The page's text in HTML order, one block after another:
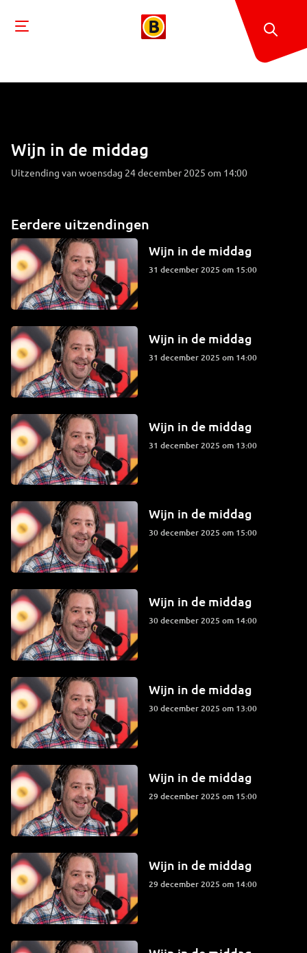
Wijn in de middag
Uitzending van woensdag 24 december 2025 om 14:00
Eerdere uitzendingen
Wijn in de middag
31 december 2025 om 15:00
Wijn in de middag
31 december 2025 om 14:00
Wijn in de middag
31 december 2025 om 13:00
Wijn in de middag
30 december 2025 om 15:00
Wijn in de middag
30 december 2025 om 14:00
Wijn in de middag
30 december 2025 om 13:00
Wijn in de middag
29 december 2025 om 15:00
Wijn in de middag
29 december 2025 om 14:00